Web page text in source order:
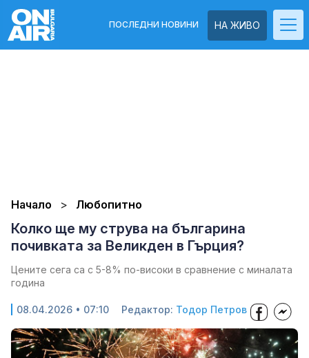
НА ЖИВО
ПОСЛЕДНИ НОВИНИ
Начало Любопитно
Колко ще му струва на българина
почивката за Великден в Гърция?
Цените сега са с 5-8% по-високи в сравнение с миналата
година
08.04.2026 • 07:10 Редактор: Тодор Петров